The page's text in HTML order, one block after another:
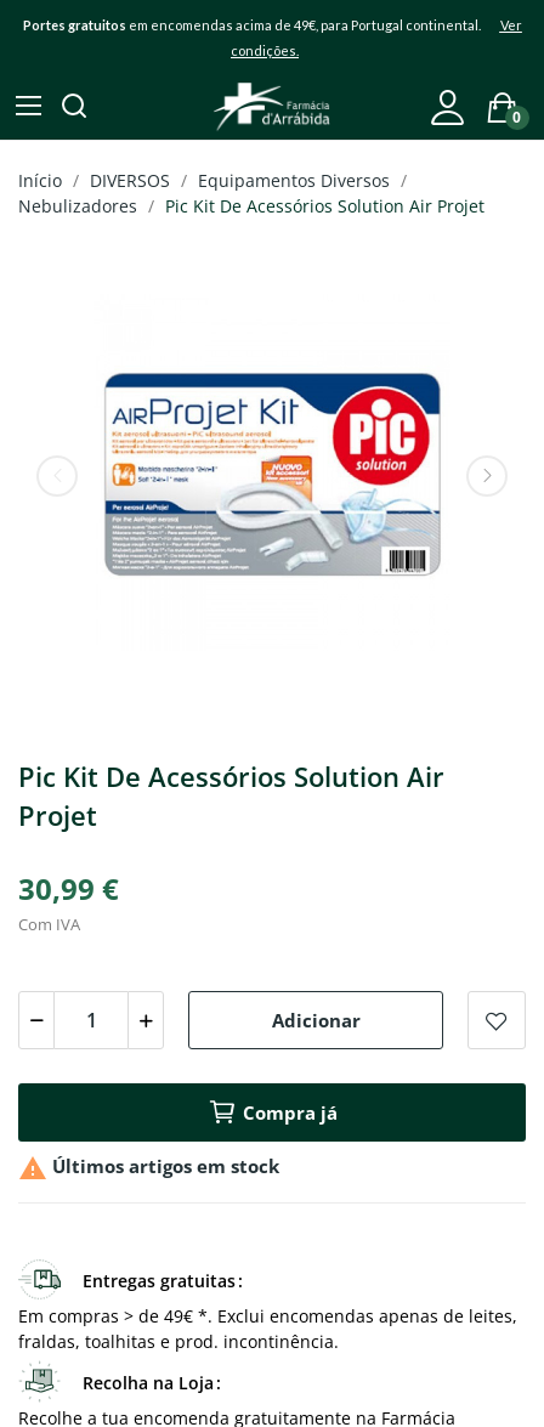
Portes gratuitos em encomendas acima de 49€, para Portugal continental. Ver
condições.
0
Início DIVERSOS
Equipamentos Diversos
Nebulizadores
Pic Kit De Acessórios Solution Air Projet
Pic Kit De Acessórios Solution Air
Projet
30,99 €
Com IVA
Adicionar
Compra já
 Últimos artigos em stock
Entregas gratuitas
Em compras > de 49€ *. Exclui encomendas apenas de leites,
fraldas, toalhitas e prod. incontinência.
Recolha na Loja
Recolhe a tua encomenda gratuitamente na Farmácia